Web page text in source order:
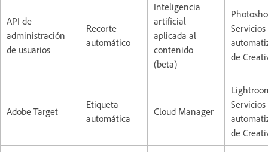
API de
administración
de usuarios
Recorte
automático
Inteligencia
artificial
aplicada al
contenido
(beta)
Servicios
de
Adobe Target
Etiqueta
automática
Cloud Manager
Servicios
de